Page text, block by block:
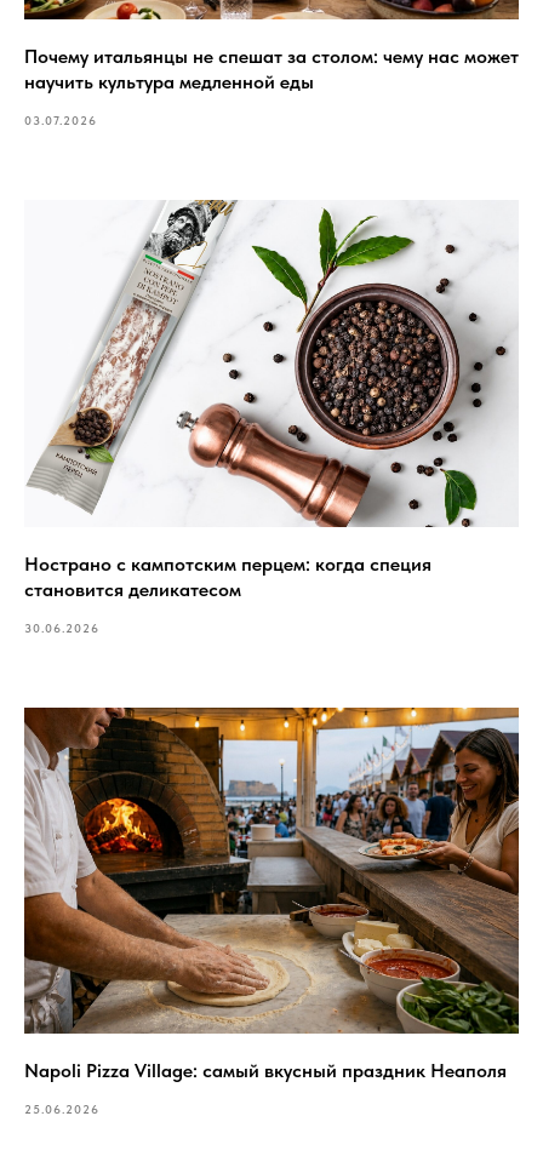
Почему итальянцы не спешат за столом: чему нас может
научить культура медленной еды
03.07.2026
Нострано с кампотским перцем: когда специя
становится деликатесом
30.06.2026
Napoli Pizza Village: самый вкусный праздник Неаполя
25.06.2026